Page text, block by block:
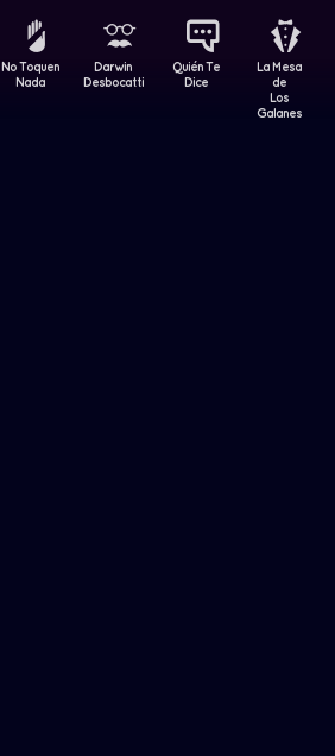
No Toquen
Nada
Darwin
Desbocatti
Quién Te
Dice
La Mesa
de
Los
Galanes